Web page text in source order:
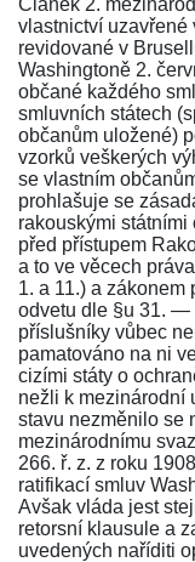
Článek 2.
vlastnictví uzavřené
revidované v
Washingtoně 2.
občané každého
smluvních státech
občanům uložené)
vzorků veškerých
se vlastním
prohlašuje se
rakouskými státními
před přístupem
a to ve věcech
1. a 11.) a zákonem
odvetu dle §u 31. —
příslušníky vůbec
pamatováno na ni
cizími státy o
nežli k mezinárodní
stavu nezměnilo se
mezinárodnímu
266. ř. z. z roku 1908
ratifikací smluv
Avšak vláda jest
retorsní klausule a
uvedených naříditi